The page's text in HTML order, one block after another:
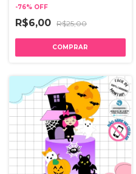
-76% OFF
R$6,00 R$25,00